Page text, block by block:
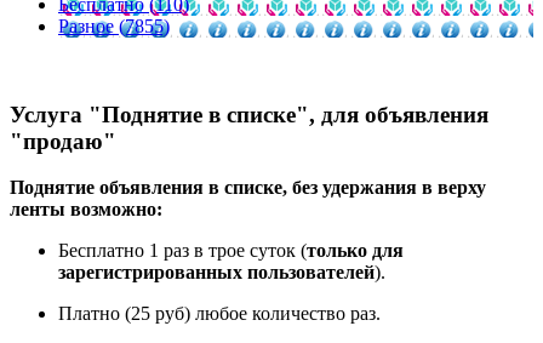
Бесплатно (110)
Разное (7855)
Услуга "Поднятие в списке", для объявления
"продаю"
Поднятие объявления в списке, без удержания в верху
ленты возможно:
Бесплатно 1 раз в трое суток (только для
зарегистрированных пользователей).
Платно (25 руб) любое количество раз.